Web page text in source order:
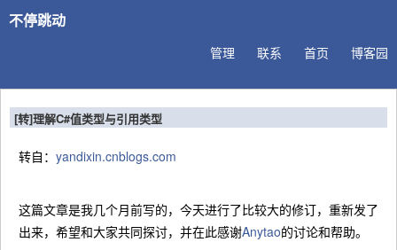
不停跳动
博客园
首页
联系
管理
[转]理解C#值类型与引用类型
转自： yandixin.cnblogs.com
这篇文章是我几个月前写的，今天进行了比较大的修订，重新发了
出来，希望和大家共同探讨，并在此感谢Anytao的讨论和帮助。